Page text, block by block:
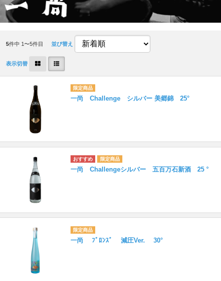
5件中 1〜5件目 並び替え
表示切替
一尚 Challenge シルバー 美郷錦 25°
一尚 Challengeシルバー 五百万石新酒 25 °
一尚 ﾌﾞﾛﾝｽﾞ 減圧Ver. 30°